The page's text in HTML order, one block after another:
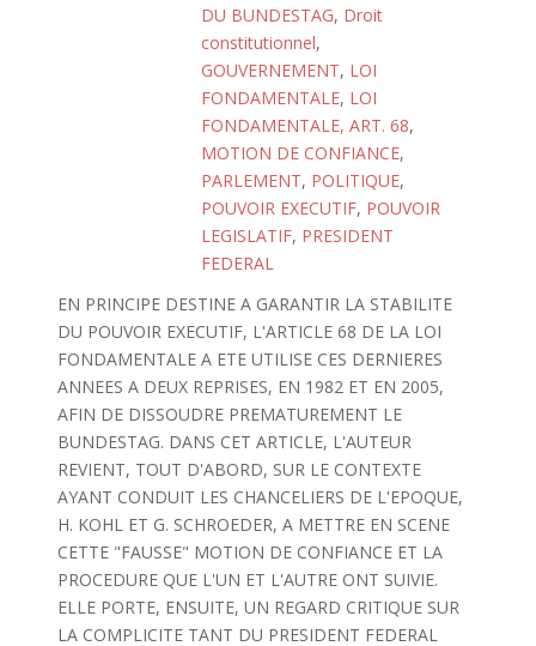
DU BUNDESTAG, Droit
constitutionnel,
GOUVERNEMENT, LOI
FONDAMENTALE, LOI
FONDAMENTALE, ART. 68,
MOTION DE CONFIANCE,
PARLEMENT, POLITIQUE,
POUVOIR EXECUTIF, POUVOIR
LEGISLATIF, PRESIDENT
FEDERAL
EN PRINCIPE DESTINE A GARANTIR LA STABILITE
DU POUVOIR EXECUTIF, L'ARTICLE 68 DE LA LOI
FONDAMENTALE A ETE UTILISE CES DERNIERES
ANNEES A DEUX REPRISES, EN 1982 ET EN 2005,
AFIN DE DISSOUDRE PREMATUREMENT LE
BUNDESTAG. DANS CET ARTICLE, L'AUTEUR
REVIENT, TOUT D'ABORD, SUR LE CONTEXTE
AYANT CONDUIT LES CHANCELIERS DE L'EPOQUE,
H. KOHL ET G. SCHROEDER, A METTRE EN SCENE
CETTE "FAUSSE" MOTION DE CONFIANCE ET LA
PROCEDURE QUE L'UN ET L'AUTRE ONT SUIVIE.
ELLE PORTE, ENSUITE, UN REGARD CRITIQUE SUR
LA COMPLICITE TANT DU PRESIDENT FEDERAL